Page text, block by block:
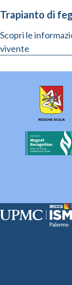
Trapianto di
Scopri le
vivente